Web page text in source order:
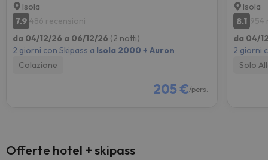
Isola
7.9 486 recensioni
da 04/12/26 a 06/12/26 (2 notti)
2 giorni con Skipass a Isola 2000 + Auron
Colazione
205 €/pers.
Isola
8.1 954
da 04/
2 giorni
Solo
Offerte hotel + skipass